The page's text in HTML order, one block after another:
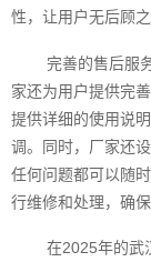
性，让用户无后顾之
完善的售后服
家还为用户提供完
提供详细的使用说
调。同时，厂家还
任何问题都可以随
行维修和处理，确
在2025年的武